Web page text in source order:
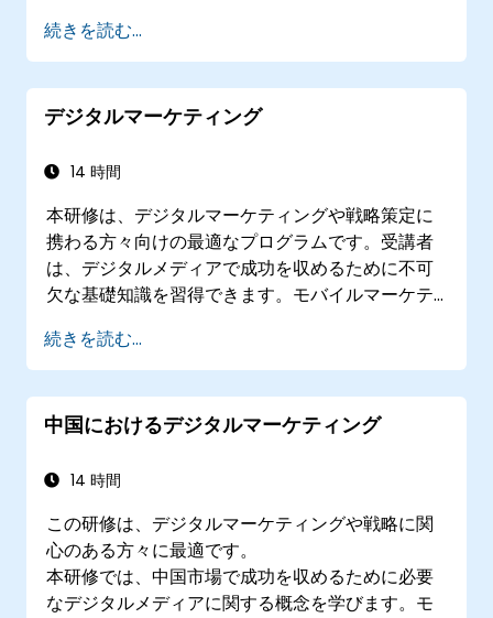
続きを読む...
デジタルマーケティング
14 時間
本研修は、デジタルマーケティングや戦略策定に
携わる方々向けの最適なプログラムです。受講者
は、デジタルメディアで成功を収めるために不可
欠な基礎知識を習得できます。モバイルマーケテ
メールマーケティング、PPCマーケティング、
SEOに至るまで、主要なデジタルマーケティング
の概念について解説します。研修終了時には、分
析の重要性や優れた戦略の実例も理解できるよう
続きを読む...
中国におけるデジタルマーケティング
14 時間
この研修は、デジタルマーケティングや戦略に関
心のある方々に最適です。
本研修では、中国市場で成功を収めるために必要
なデジタルメディアに関する概念を学びます。モ